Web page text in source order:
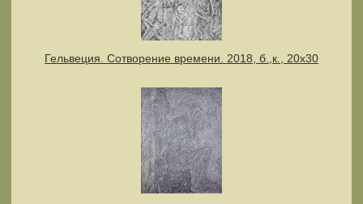
Гельвеция. Сотворение времени. 2018, б.,к., 20х30